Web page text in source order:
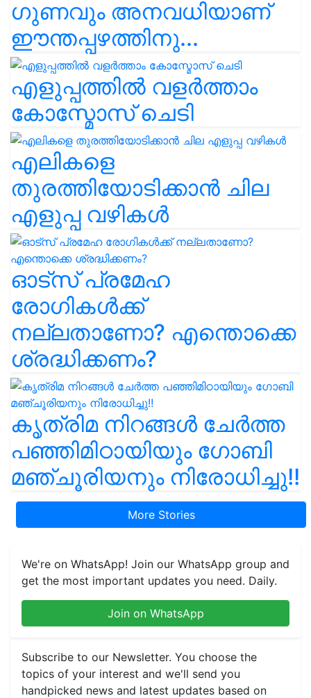
ഗുണവും അനവധിയാണ്
ഈന്തപ്പഴത്തിനു...
എളുപ്പത്തിൽ വളർത്താം
കോസ്മോസ് ചെടി
എലികളെ
തുരത്തിയോടിക്കാൻ ചില
എളുപ്പ വഴികൾ
ഓട്സ് പ്രമേഹ
രോഗികൾക്ക്
നല്ലതാണോ? എന്തൊക്കെ
ശ്രദ്ധിക്കണം?
കൃത്രിമ നിറങ്ങൾ ചേർത്ത
പഞ്ഞിമിഠായിയും ഗോബി
മഞ്ചൂരിയനും നിരോധിച്ചു!!
More Stories
We're on WhatsApp! Join our WhatsApp group and
get the most important updates you need. Daily.
Join on WhatsApp
Subscribe to our Newsletter. You choose the
topics of your interest and we'll send you
handpicked news and latest updates based on